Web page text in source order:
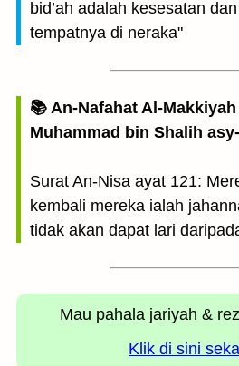
bid’ah adalah kesesatan
tempatnya di neraka"
📚 An-Nafahat Al-
Muhammad bin Shalih
Surat An-Nisa ayat 121:
kembali mereka ialah
tidak akan dapat lari
Mau pahala jariyah &
Klik di sini